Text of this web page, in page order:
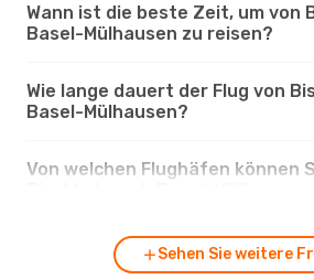
Wann ist die beste Zeit, um von
Basel-Mülhausen zu reisen?
Wie lange dauert der Flug von
Basel-Mülhausen?
Von welchen Flughäfen können
Sehen Sie weitere